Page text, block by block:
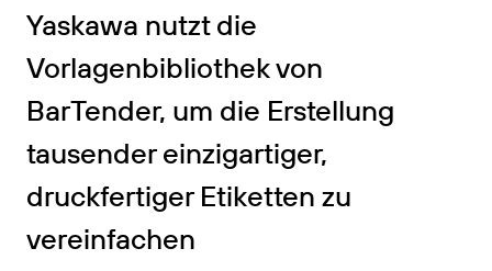
Yaskawa nutzt die
Vorlagenbibliothek von
BarTender, um die Erstellung
tausender einzigartiger,
druckfertiger Etiketten zu
vereinfachen